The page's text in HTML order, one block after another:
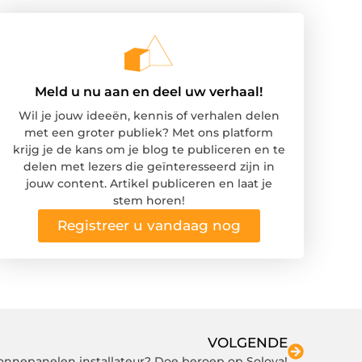
Meld u nu aan en deel uw verhaal!
Wil je jouw ideeën, kennis of verhalen delen
met een groter publiek? Met ons platform
krijg je de kans om je blog te publiceren en te
delen met lezers die geïnteresseerd zijn in
jouw content. Artikel publiceren en laat je
stem horen!
Registreer u vandaag nog
VOLGENDE